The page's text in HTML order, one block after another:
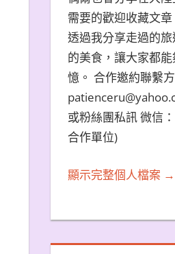
需要的歡迎收藏文
透過我分享走過的
的美食，讓大家都
憶。 合作邀約聯繫方
或粉絲團私訊 微信
合作單位)
顯示完整個人檔案 →